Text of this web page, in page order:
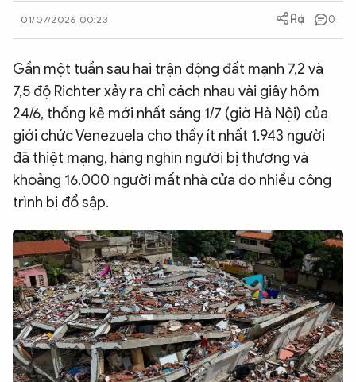
PHÁP LUẬT
CÔNG NGHỆ
QUỐC TẾ
VĂN HÓA - THỂ THAO
BẠN ĐỌC & CAND
ĐA PHƯƠNG TIỆN
eMagazine
Podcast
Video Ảnh
Infographic
01/07/2026 00:23 0
Gần một tuần sau hai trận động đất mạnh 7,2 và
7,5 độ Richter xảy ra chỉ cách nhau vài giây hôm
24/6, thống kê mới nhất sáng 1/7 (giờ Hà Nội) của
giới chức Venezuela cho thấy ít nhất 1.943 người
đã thiệt mạng, hàng nghìn người bị thương và
khoảng 16.000 người mất nhà cửa do nhiều công
trình bị đổ sập.